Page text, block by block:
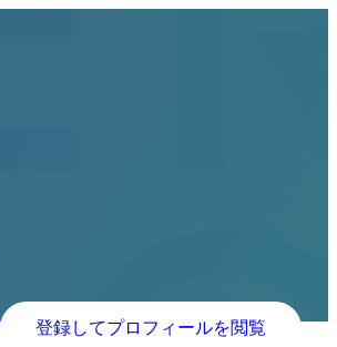
登録してプロフィールを閲覧